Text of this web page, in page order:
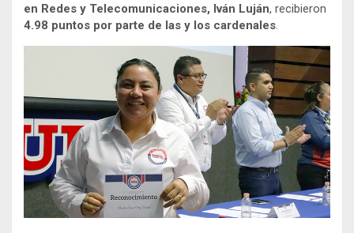
en Redes y Telecomunicaciones, Iván Luján, recibieron
4.98 puntos por parte de las y los cardenales.